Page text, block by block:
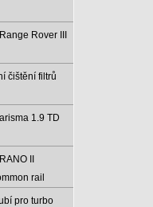
Rover III
čištění filtrů
1.9 TD
II
rail
pro turbo